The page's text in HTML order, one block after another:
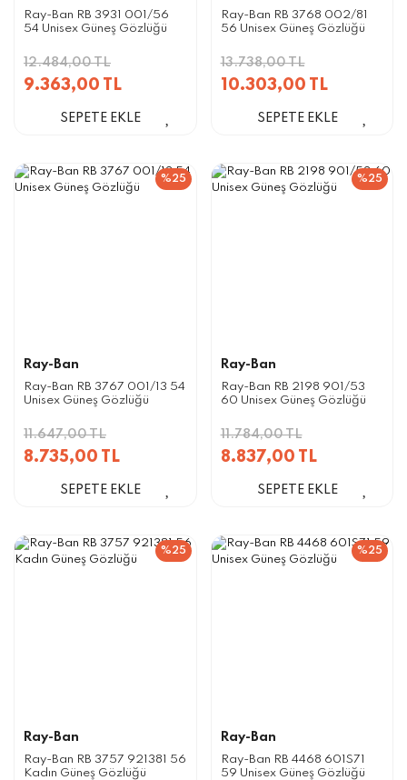
Ray-Ban RB 3931 001/56
54 Unisex Güneş Gözlüğü
12.484,00 TL
9.363,00 TL
SEPETE EKLE
Ray-Ban RB 3768 002/81
56 Unisex Güneş Gözlüğü
13.738,00 TL
10.303,00 TL
SEPETE EKLE
%25
Ray-Ban
Ray-Ban RB 3767 001/13 54
Unisex Güneş Gözlüğü
11.647,00 TL
8.735,00 TL
SEPETE EKLE
%25
Ray-Ban
Ray-Ban RB 2198 901/53
60 Unisex Güneş Gözlüğü
11.784,00 TL
8.837,00 TL
SEPETE EKLE
%25
Ray-Ban
Ray-Ban RB 3757 921381 56
Kadın Güneş Gözlüğü
%25
Ray-Ban
Ray-Ban RB 4468 601S71
59 Unisex Güneş Gözlüğü